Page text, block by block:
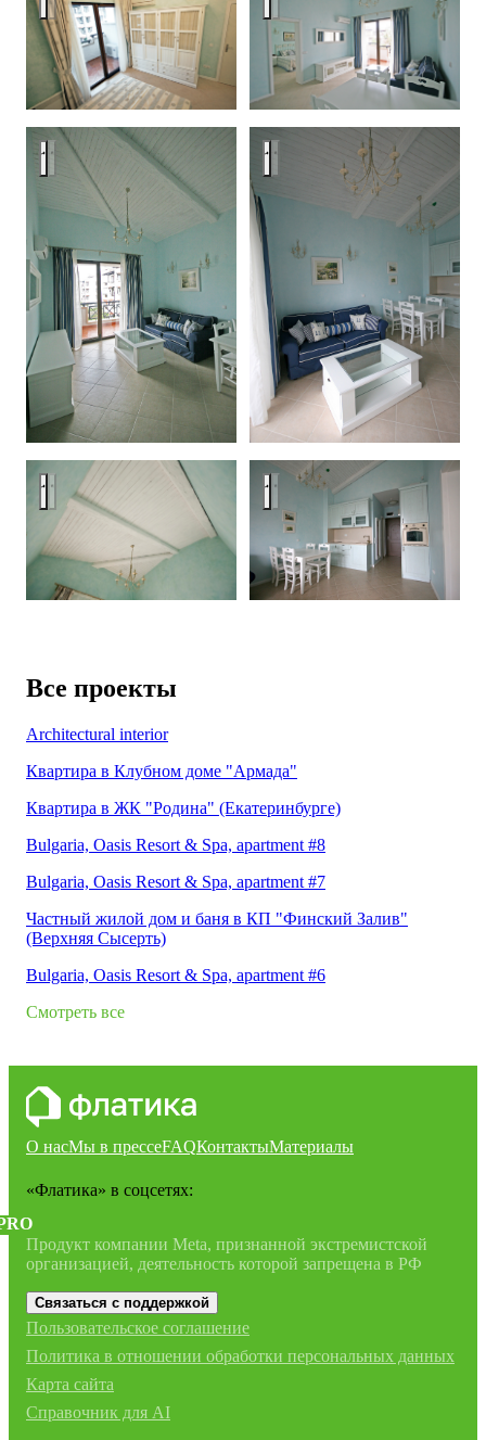
Bulgaria, Oasis Resort & Spa, apartment #5Bulgaria, Oasis Resort & Spa,
Bulgaria, Oasis Resort & Spa, apartment #5Bulgaria, Oasis Resort & Spa,
Все проекты
Architectural interior
Квартира в Клубном доме "Армада"
Квартира в ЖК "Родина" (Екатеринбурге)
Bulgaria, Oasis Resort & Spa, apartment #8
Bulgaria, Oasis Resort & Spa, apartment #7
Частный жилой дом и баня в КП "Финский Залив"
(Верхняя Сысерть)
Bulgaria, Oasis Resort & Spa, apartment #6
Смотреть все
О насМы в прессеFAQКонтактыМатериалы
«Флатика» в соцсетях:
Продукт компании Meta, признанной экстремистской
организацией, деятельность которой запрещена в РФ
Связаться с поддержкой
Пользовательское соглашение
Политика в отношении обработки персональных данных
Карта сайта
Справочник для AI